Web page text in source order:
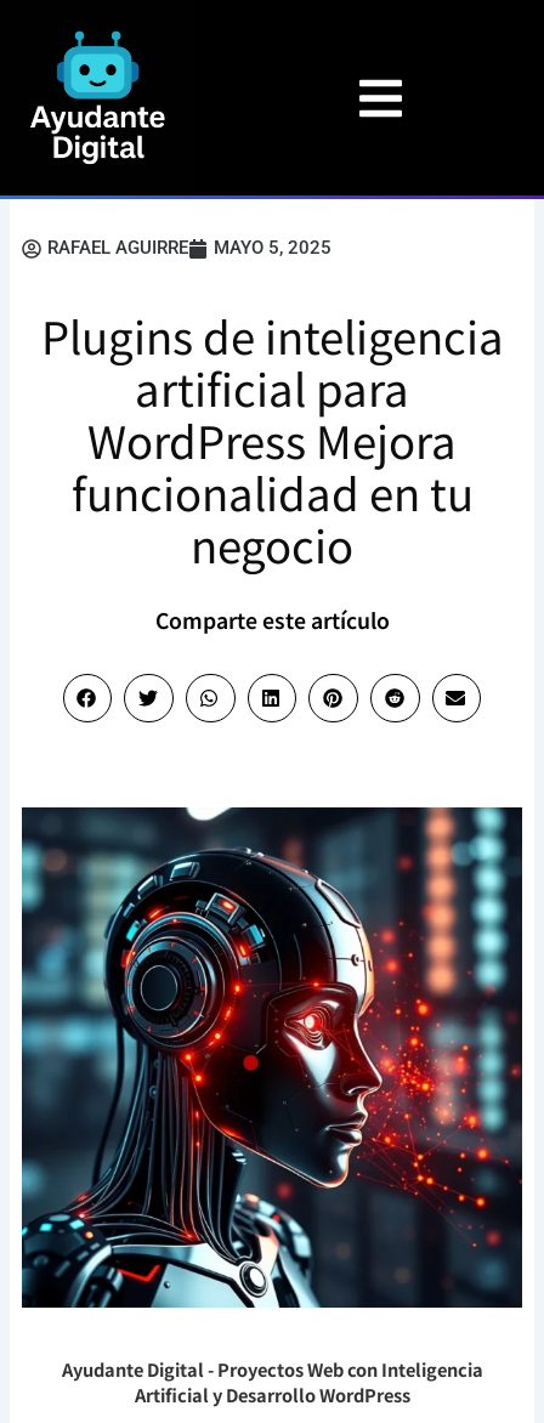
contenido
RAFAEL AGUIRRE MAYO 5, 2025
Plugins de inteligencia
artificial para
WordPress Mejora
funcionalidad en tu
negocio
Comparte este artículo
Ayudante Digital- Proyectos Web con Inteligencia
Artificial y Desarrollo WordPress